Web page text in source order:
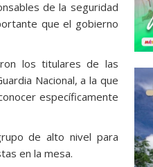
de la seguridad
que el gobierno
los titulares de las
Nacional, a la que
específicamente
de alto nivel para
en la mesa.